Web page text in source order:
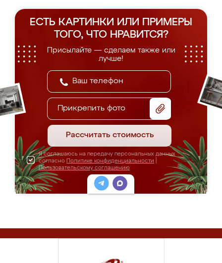
ЕСТЬ КАРТИНКИ ИЛИ ПРИМЕРЫ
ТОГО, ЧТО НРАВИТСЯ?
Присылайте — сделаем также или
лучше!
Прикрепить фото
Рассчитать стоимость
Я соглашаюсь на передачу персональных данных
согласно Политике конфиденциальности
Пользовательскому соглашению